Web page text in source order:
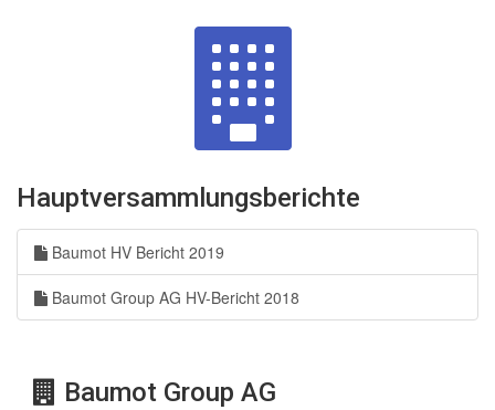
Hauptversammlungsberichte
Baumot HV Bericht 2019
Baumot Group AG HV-Bericht 2018
Baumot Group AG